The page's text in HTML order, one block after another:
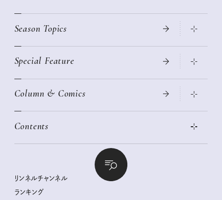
Season Topics
真夏のひんやりグッズ 2026
ニトリ・イケア・無印良品で賢くおしゃれなインテリア
絶品、お餅レシピ大集合！
世界のサンタさんに会って来た！
クラフトビール案内
母の日に贈りたい、お花モチーフのアイテム
Special Feature
2026年春夏 トレンドファッションニュース
女子旅おすすめスポット 暮らすように心地いいリンネル旅ガイ
幸せな老後のための リンネルマネー講座
私の住むまち、好きな場所。LOCAL LIFE REPORT
リンネル 暮らしの道具大賞
ナチュラルメイクレッスン
Column & Comics
ぐれいさん
清水みさとの食いしんぼう寄り道サウナ
Contents
リンネルおしゃれファッションスナップ
リンネル暮らし部
リンネルチャンネル
リンネルチャンネル
ランキング